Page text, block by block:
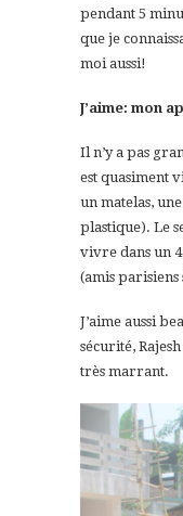
pendant 5
que je
moi aussi!
J’aime: mon
Il n’y a pas
est quasiment
un matelas,
plastique). Le
vivre dans un
(amis
J’aime aussi
sécurité,
très marrant.